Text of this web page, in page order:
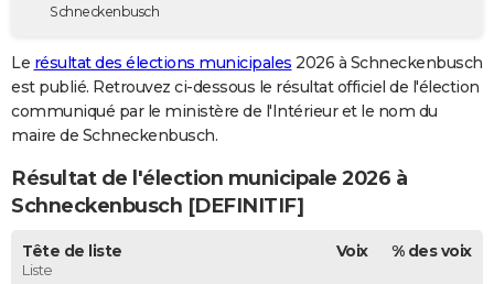
Destinations
City break
Voyage nature
Voyage de noces
Forum
GUIDES D'ACHAT
BONS PLANS
Carte de Noël
Carte Bonne année
Carte Saint-Valentin
Carte Pâques
Carte d'anniversaire
DICTIONNAIRE
Dictionnaire
Biographies
Citations
Expressions
Proverbes
PROGRAMME TV
Schneckenbusch
Le résultat des élections municipales 2026 à Schneckenbusch
est publié. Retrouvez ci-dessous le résultat officiel de l'élection
communiqué par le ministère de l'Intérieur et le nom du
maire de Schneckenbusch.
Résultat de l'élection municipale 2026 à
Schneckenbusch [DEFINITIF]
Tête de liste
Liste
Voix % des voix